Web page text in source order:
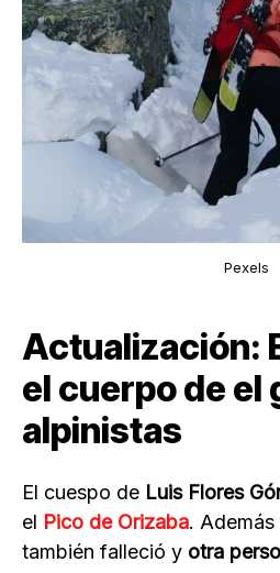
Pexels
Actualización:
el cuerpo de el
alpinistas
El cuespo de Luis Flores
el Pico de Orizaba.
también falleció y otra